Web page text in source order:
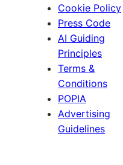
Cookie Policy
Press Code
AI Guiding
Principles
Terms &
Conditions
POPIA
Advertising
Guidelines